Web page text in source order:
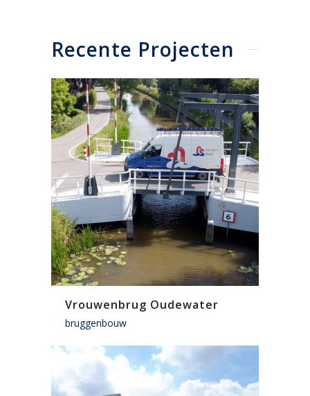
Recente Projecten
Vrouwenbrug Oudewater
bruggenbouw